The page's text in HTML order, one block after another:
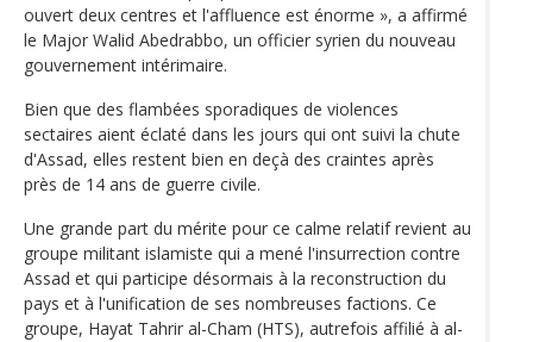
ouvert deux centres et l'affluence est énorme », a affirmé
le Major Walid Abedrabbo, un officier syrien du nouveau
gouvernement intérimaire.
Bien que des flambées sporadiques de violences
sectaires aient éclaté dans les jours qui ont suivi la chute
d'Assad, elles restent bien en deçà des craintes après
près de 14 ans de guerre civile.
Une grande part du mérite pour ce calme relatif revient au
groupe militant islamiste qui a mené l'insurrection contre
Assad et qui participe désormais à la reconstruction du
pays et à l'unification de ses nombreuses factions. Ce
groupe, Hayat Tahrir al-Cham (HTS), autrefois affilié à al-